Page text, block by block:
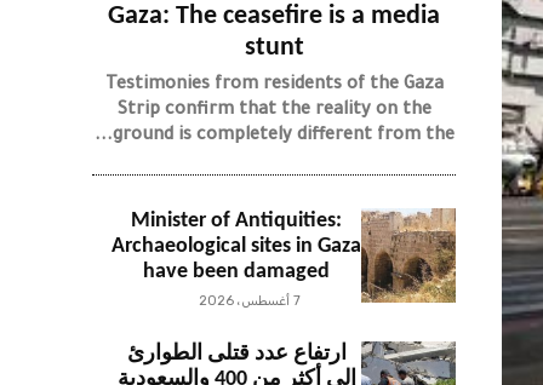
Gaza: The ceasefire is a media
stunt
Testimonies from residents of the Gaza
Strip confirm that the reality on the
ground is completely different from the...
Minister of Antiquities:
Archaeological sites in Gaza
have been damaged
7 أغسطس، 2026
ارتفاع عدد قتلى الطوارئ
إلى أكثر من 400 والسعودية